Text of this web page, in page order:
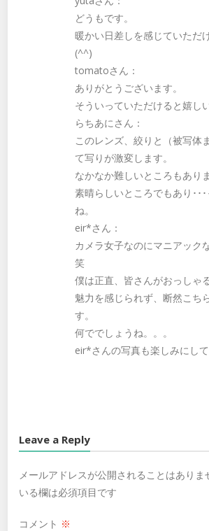
どうもです。
暖かい日差しを感じていただ
(^^)
tomatoさん：
ありがとうございます。
そういっていただけると嬉し
らちあにさん：
このレンズ、絞りと（被写体
て写りが激変します。
なかなか難しいところもあり
素晴らしいところでもあり･･
ね。
eir*さん：
カメラ女子なのにマニアック
笑
僕は正直、皆さんがおっしゃ
魅力を感じられず、断然こち
す。
何ででしょうね。。。
eir*さんの写真も楽しみにし
Leave a Reply
メールアドレスが公開されることはありま
いる欄は必須項目です
コメント ※